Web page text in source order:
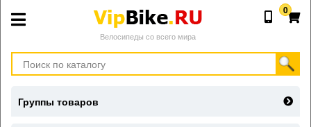
Велосипеды со всего мира
0
Группы товаров